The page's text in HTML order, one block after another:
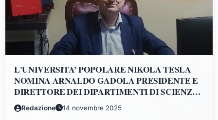
L'UNIVERSITA’ POPOLARE NIKOLA TESLA
NOMINA ARNALDO GADOLA PRESIDENTE E
DIRETTORE DEI DIPARTIMENTI DI SCIENZE
GIURIDICHE, ECONOMICHE, SCIENZE
POLITICHE, PSICOLOGIA, SCIENZE UMANE,
Redazione 14 novembre 2025